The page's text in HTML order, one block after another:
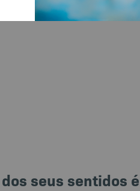
seus sentidos